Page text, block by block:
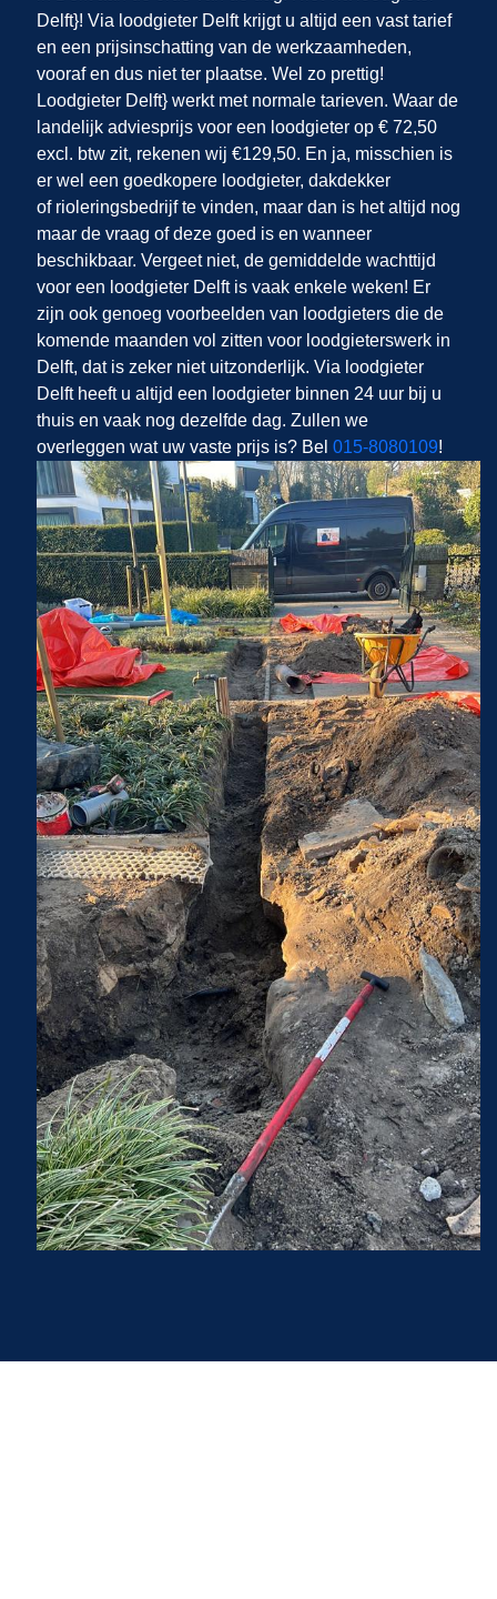
Delft}! Via loodgieter Delft krijgt u altijd een vast tarief
en een prijsinschatting van de werkzaamheden,
vooraf en dus niet ter plaatse. Wel zo prettig!
Loodgieter Delft} werkt met normale tarieven. Waar de
landelijk adviesprijs voor een loodgieter op € 72,50
excl. btw zit, rekenen wij €129,50. En ja, misschien is
er wel een goedkopere loodgieter, dakdekker
of rioleringsbedrijf te vinden, maar dan is het altijd nog
maar de vraag of deze goed is en wanneer
beschikbaar. Vergeet niet, de gemiddelde wachttijd
voor een loodgieter Delft is vaak enkele weken! Er
zijn ook genoeg voorbeelden van loodgieters die de
komende maanden vol zitten voor loodgieterswerk in
Delft, dat is zeker niet uitzonderlijk. Via loodgieter
Delft heeft u altijd een loodgieter binnen 24 uur bij u
thuis en vaak nog dezelfde dag. Zullen we
overleggen wat uw vaste prijs is? Bel 015-8080109!